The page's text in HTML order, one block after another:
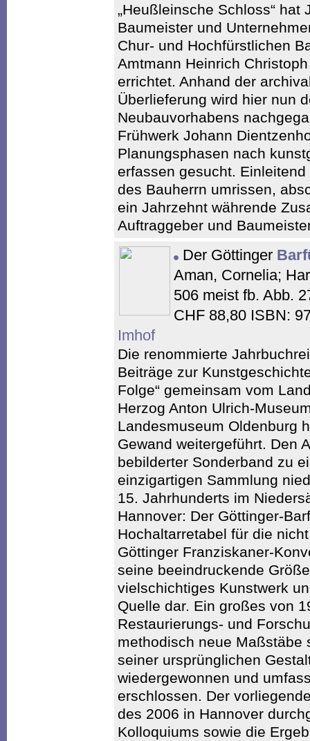
„Heußleinsche Schloss“ hat
Baumeister und
Chur- und Hochfürstlichen
Amtmann Heinrich
errichtet. Anhand der
Überlieferung wird hier nun
Neubauvorhabens
Frühwerk Johann
Planungsphasen nach
erfassen gesucht.
des Bauherrn umrissen,
ein Jahrzehnt währende
Auftraggeber und
Der Göttinger
Aman, Cornelia;
506 meist fb. Abb.
CHF 88,80 ISBN:
Imhof
Die renommierte
Beiträge zur
Folge“ gemeinsam vom
Herzog Anton Ulrich-
Landesmuseum Oldenburg
Gewand weitergeführt. Den
bebilderter Sonderband zu
einzigartigen Sammlung
15. Jahrhunderts im
Hannover: Der Göttinger-
Hochaltarretabel für die
Göttinger Franziskaner-
seine beeindruckende
vielschichtiges Kunstwerk
Quelle dar. Ein großes von
Restaurierungs- und
methodisch neue Maßstäbe
seiner ursprünglichen
wiedergewonnen und
erschlossen. Der
des 2006 in Hannover
Kolloquiums sowie die